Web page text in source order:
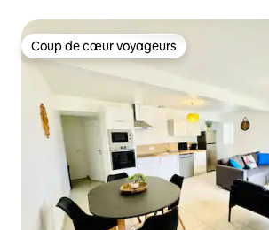
Coup de cœur voyageurs
Coup de cœur voyageurs